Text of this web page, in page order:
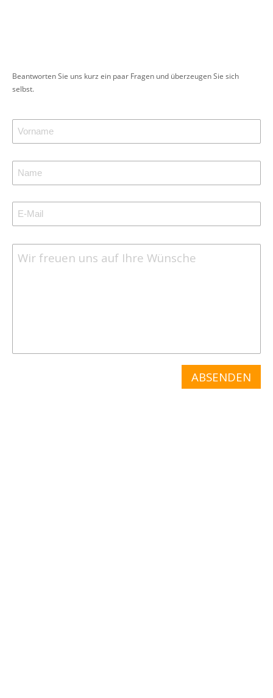
Beantworten Sie uns kurz ein paar Fragen und überzeugen Sie sich
selbst.